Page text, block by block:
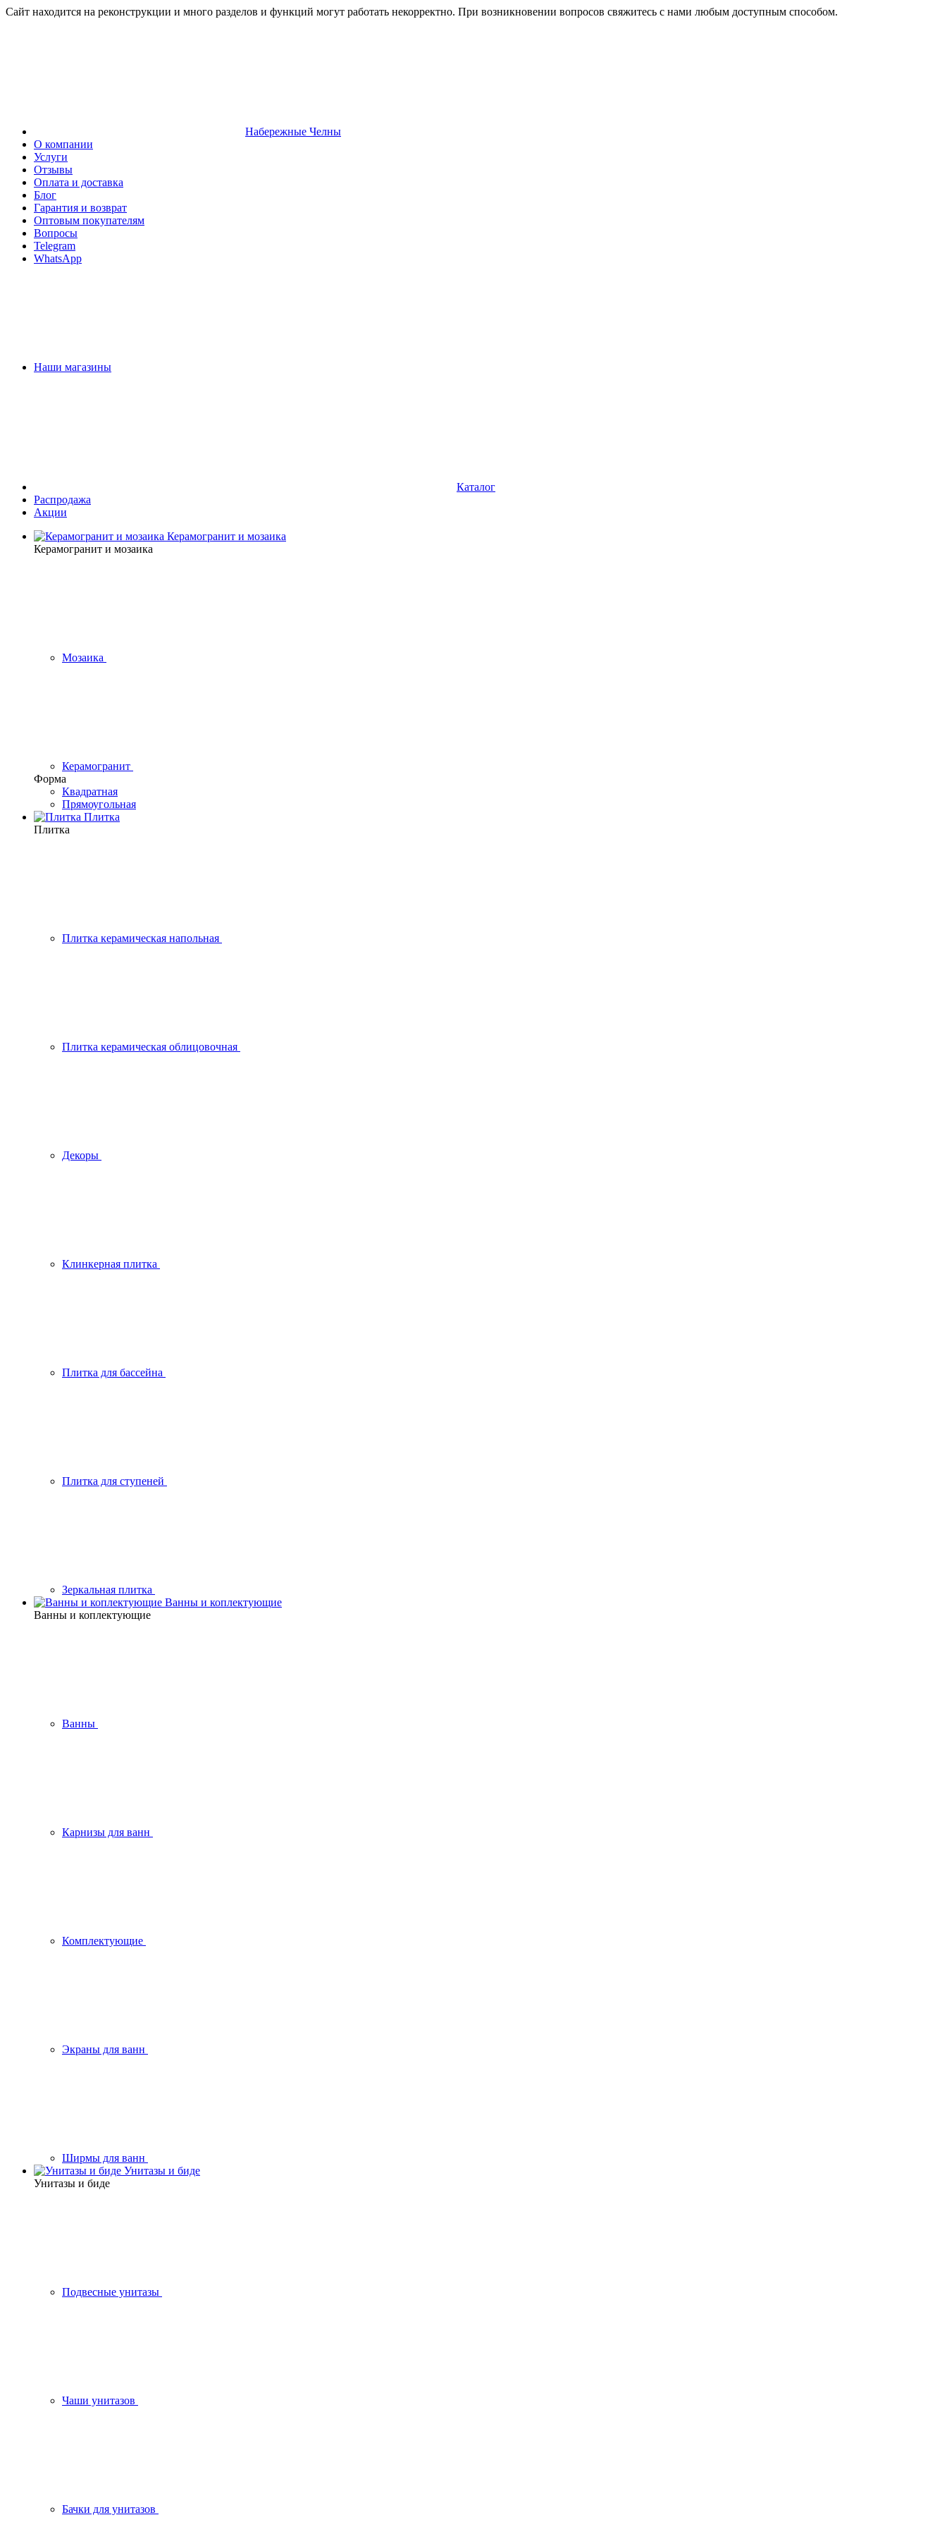
Сайт находится на реконструкции и много разделов и функций могут работать некорректно. При возникновении вопросов свяжитесь с нами любым доступным способом.
Набережные Челны
О компании
Услуги
Отзывы
Оплата и доставка
Блог
Гарантия и возврат
Оптовым покупателям
Вопросы
Telegram
WhatsApp
Наши магазины
Каталог
Распродажа
Акции
Керамогранит и мозаика
Керамогранит и мозаика
Мозаика
Керамогранит
Форма
Квадратная
Прямоугольная
Плитка
Плитка
Плитка керамическая напольная
Плитка керамическая облицовочная
Декоры
Клинкерная плитка
Плитка для бассейна
Плитка для ступеней
Зеркальная плитка
Ванны и коплектующие
Ванны и коплектующие
Ванны
Карнизы для ванн
Комплектующие
Экраны для ванн
Ширмы для ванн
Унитазы и биде
Унитазы и биде
Подвесные унитазы
Чаши унитазов
Бачки для унитазов